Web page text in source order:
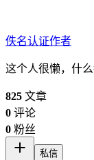
佚名认证作者
这个人很懒，什
825 文章
0 评论
0 粉丝
私信